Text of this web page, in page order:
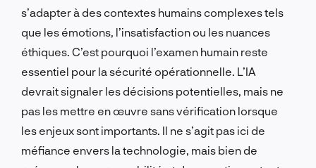
s’adapter à des contextes humains complexes tels
que les émotions, l’insatisfaction ou les nuances
éthiques. C’est pourquoi l’examen humain reste
essentiel pour la sécurité opérationnelle. L’IA
devrait signaler les décisions potentielles, mais ne
pas les mettre en œuvre sans vérification lorsque
les enjeux sont importants. Il ne s’agit pas ici de
méfiance envers la technologie, mais bien de